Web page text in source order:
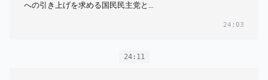
への引き上げを求める国民民主党と…
24:03
24:11